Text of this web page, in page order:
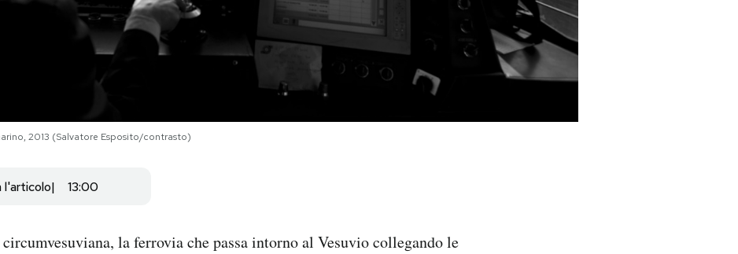
2013 (Salvatore Esposito/contrasto)
l'articolo 13:00
la ferrovia che passa intorno al Vesuvio collegando le